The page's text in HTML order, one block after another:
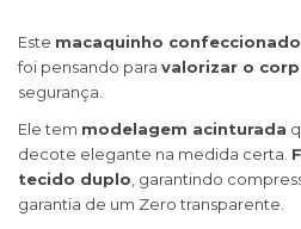
Este macaquinho
foi pensando para valorizar o
segurança.
Ele tem modelagem acinturada
decote elegante na medida certa.
tecido duplo , garantindo
garantia de um Zero transparente.